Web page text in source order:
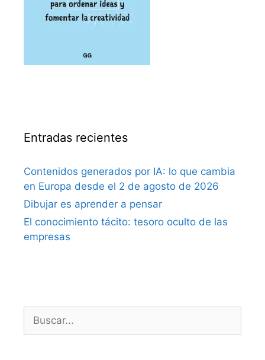
Entradas recientes
Contenidos generados por IA: lo que cambia
en Europa desde el 2 de agosto de 2026
Dibujar es aprender a pensar
El conocimiento tácito: tesoro oculto de las
empresas
Buscar: